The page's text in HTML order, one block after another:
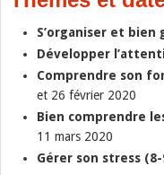
S’organiser et
Développer
Comprendre son
et 26 février 2020
Bien comprendre
11 mars 2020
Gérer son stress